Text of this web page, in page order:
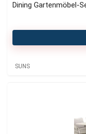
Dining Gartenmöbel-
SUNS